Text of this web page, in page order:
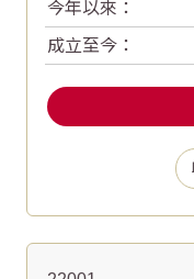
今年以來：
成立至今：